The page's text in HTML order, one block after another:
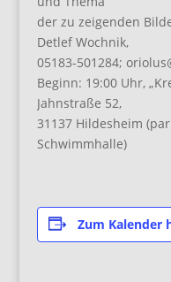
der zu zeigenden
Detlef Wochnik,
05183-501284;
Beginn: 19:00 Uhr,
Jahnstraße 52,
31137 Hildesheim
Schwimmhalle)
Zum Kalender